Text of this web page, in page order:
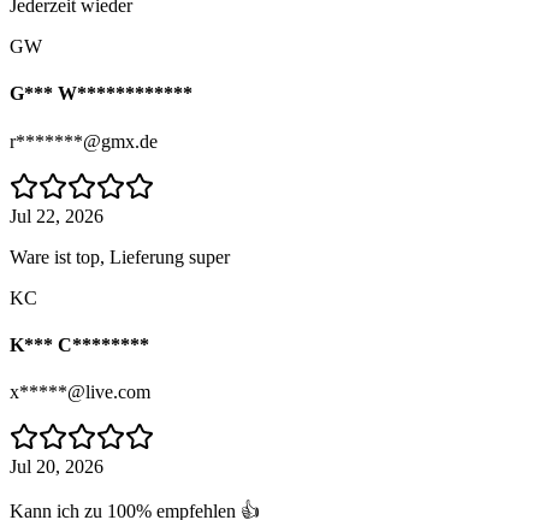
Jederzeit wieder
GW
G*** W************
r*******@gmx.de
Jul 22, 2026
Ware ist top, Lieferung super
KC
K*** C********
x*****@live.com
Jul 20, 2026
Kann ich zu 100% empfehlen 👍